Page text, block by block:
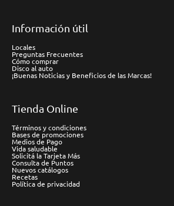
Información útil
Locales
Preguntas Frecuentes
Cómo comprar
Disco al auto
¡Buenas Noticias y Beneficios de las Marcas!
Tienda Online
Términos y condiciones
Bases de promociones
Medios de Pago
Vida saludable
Solicitá la Tarjeta Más
Consulta de Puntos
Nuevos catálogos
Recetas
Política de privacidad